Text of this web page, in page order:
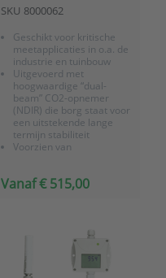
SKU 8000062
Geschikt voor kritische
meetapplicaties in o.a. de
industrie en tuinbouw
Uitgevoerd met
hoogwaardige “dual-
beam” CO2-opnemer
(NDIR) die borg staat voor
een uitstekende lange
termijn stabiliteit
Voorzien van
Met LCD display en LED
Vanaf € 515,00